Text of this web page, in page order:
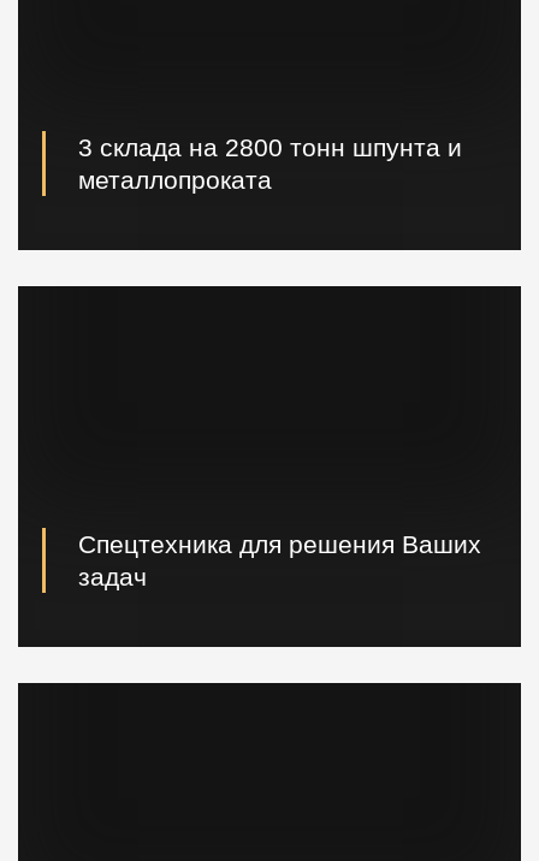
3 склада на 2800 тонн шпунта и
металлопроката
Спецтехника для решения Ваших
задач